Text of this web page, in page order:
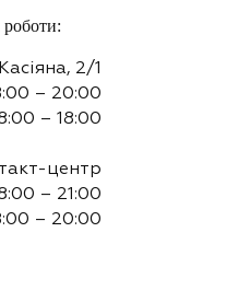
роботи:
2/1
– 20:00
– 18:00
центр
– 21:00
– 20:00